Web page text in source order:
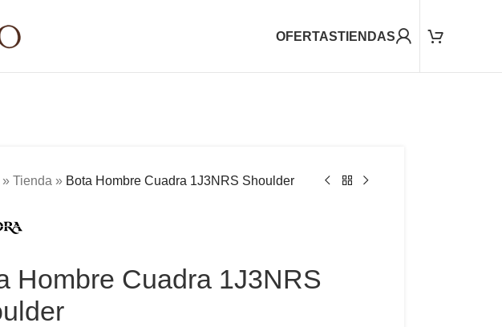
OFERTASTIENDAS
» Tienda » Bota Hombre Cuadra 1J3NRS Shoulder
Hombre Cuadra 1J3NRS